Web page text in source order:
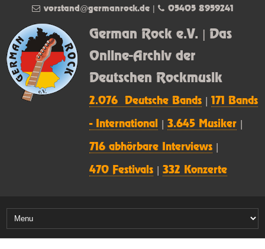
German Rock e.V. | Das
Online-Archiv der
Deutschen Rockmusik
2.076 Deutsche Bands |171 Bands
- International |3.645 Musiker
716 abhörbare Interviews
470 Festivals |332 Konzerte
vorstand@germanrock.de| 05405 8959241